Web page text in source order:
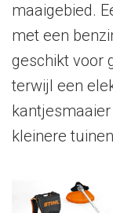
maaigebied.
met een
geschikt voor
terwijl een
kleinere